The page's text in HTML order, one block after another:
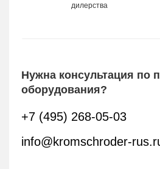
дилерства
Нужна консультация по
оборудования?
+7 (495) 268-05-03
info@kromschroder-